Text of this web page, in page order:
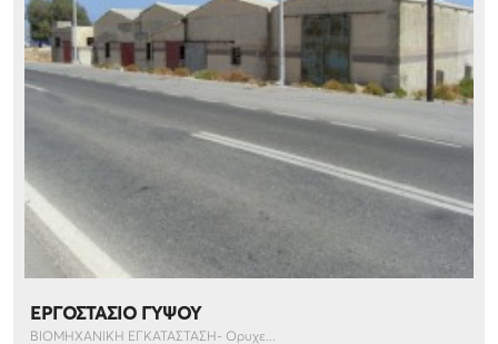
ΕΡΓΟΣΤΑΣΙΟ ΓΥΨΟΥ
ΒΙΟΜΗΧΑΝΙΚΗ ΕΓΚΑΤΑΣΤΑΣΗ- Ορυχε...